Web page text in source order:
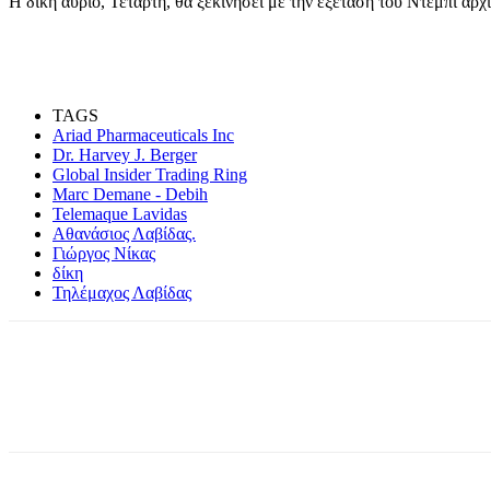
TAGS
Ariad Pharmaceuticals Inc
Dr. Harvey J. Berger
Global Insider Trading Ring
Marc Demane - Debih
Telemaque Lavidas
Αθανάσιος Λαβίδας.
Γιώργος Νίκας
δίκη
Τηλέμαχος Λαβίδας